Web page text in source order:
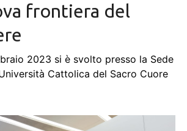
frontiera del
2023 si è svolto presso la Sede
Cattolica del Sacro Cuore